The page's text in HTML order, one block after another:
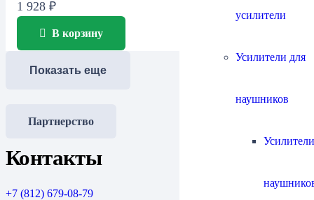
усилители
Усилители для
наушников
1 928 ₽
В корзину
Показать еще
Партнерство
Контакты
+7 (812) 679-08-79